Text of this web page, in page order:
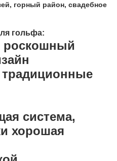
горный район, свадебное
гольфа:
роскошный
система,
хорошая